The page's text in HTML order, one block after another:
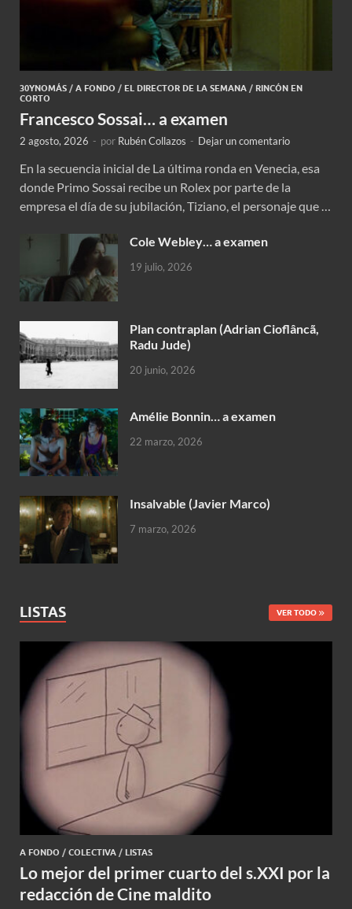
30YNOMÁS / A FONDO / EL DIRECTOR DE LA SEMANA / RINCÓN EN
CORTO
Francesco Sossai… a examen
2 agosto, 2026 - por Rubén Collazos - Dejar un comentario
En la secuencia inicial de La última ronda en Venecia, esa
donde Primo Sossai recibe un Rolex por parte de la
empresa el día de su jubilación, Tiziano, el personaje que …
Cole Webley… a examen
19 julio, 2026
Plan contraplan (Adrian Cioflâncã,
Radu Jude)
20 junio, 2026
Amélie Bonnin… a examen
22 marzo, 2026
Insalvable (Javier Marco)
7 marzo, 2026
LISTAS VER TODO
A FONDO / COLECTIVA / LISTAS
Lo mejor del primer cuarto del s.XXI por la
redacción de Cine maldito